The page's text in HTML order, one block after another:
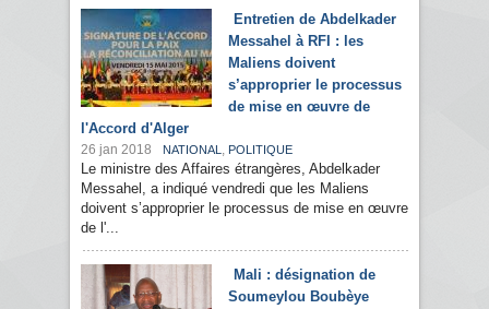
Entretien de Abdelkader
Messahel à RFI : les
Maliens doivent
s’approprier le processus
de mise en œuvre de
l'Accord d'Alger
26 jan 2018 NATIONAL , POLITIQUE
Le ministre des Affaires étrangères, Abdelkader
Messahel, a indiqué vendredi que les Maliens
doivent s’approprier le processus de mise en œuvre
de l'...
Mali : désignation de
Soumeylou Boubèye